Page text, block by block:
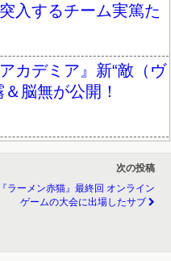
入するチーム実篤た
カデミア』新“敵（ヴ
脳無が公開！
次の投稿
『ラーメン赤猫』最終回 オンライン
ゲームの大会に出場したサブ